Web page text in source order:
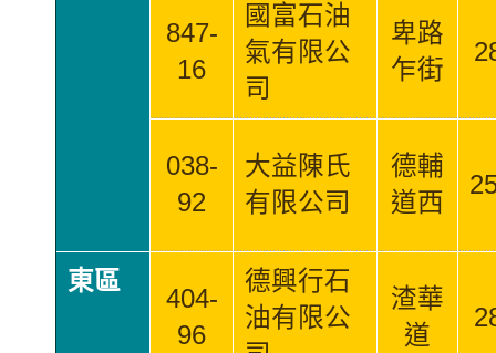
847-
16
國富石油
氣有限公
司
卑路
乍街
038-
92
大益陳氏
有限公司
德輔
道西
東區
404-
96
德興行石
油有限公
渣華
道